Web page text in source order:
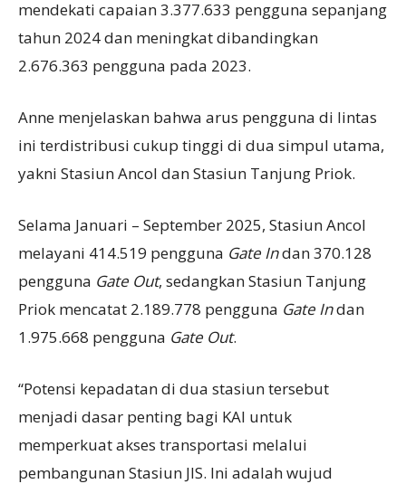
mendekati capaian 3.377.633 pengguna sepanjang
tahun 2024 dan meningkat dibandingkan
2.676.363 pengguna pada 2023.
Anne menjelaskan bahwa arus pengguna di lintas
ini terdistribusi cukup tinggi di dua simpul utama,
yakni Stasiun Ancol dan Stasiun Tanjung Priok.
Selama Januari – September 2025, Stasiun Ancol
melayani 414.519 pengguna Gate Indan 370.128
pengguna Gate Out, sedangkan Stasiun Tanjung
Priok mencatat 2.189.778 pengguna Gate Indan
1.975.668 pengguna Gate Out.
“Potensi kepadatan di dua stasiun tersebut
menjadi dasar penting bagi KAI untuk
memperkuat akses transportasi melalui
pembangunan Stasiun JIS. Ini adalah wujud